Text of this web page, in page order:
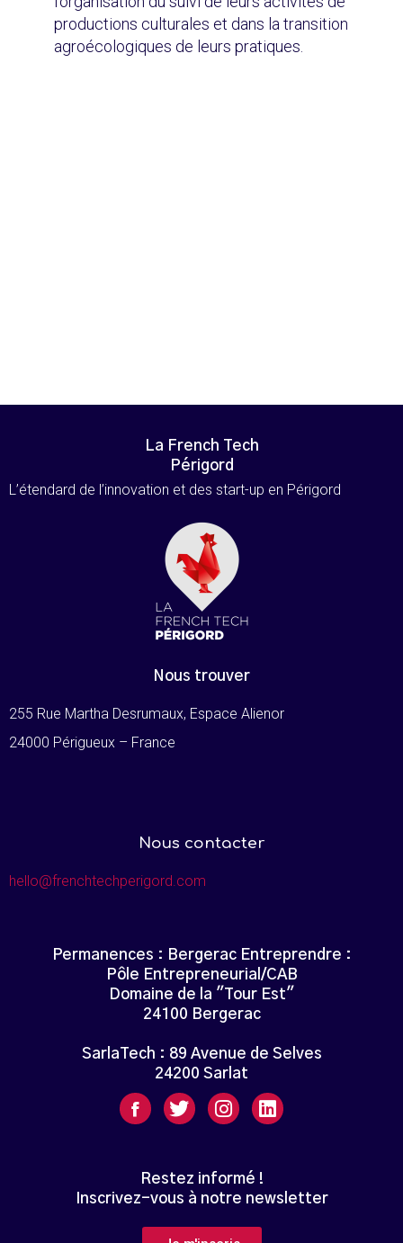
productions culturales et dans la transition
agroécologiques de leurs pratiques.
La French Tech
Périgord
L’étendard de l’innovation et des start-up en Périgord
Nous trouver
255 Rue Martha Desrumaux, Espace Alienor
24000 Périgueux – France
Nous contacter
hello@frenchtechperigord.com
Permanences : Bergerac Entreprendre :
Pôle Entrepreneurial/CAB
Domaine de la "Tour Est"
24100 Bergerac
SarlaTech : 89 Avenue de Selves
24200 Sarlat
Restez informé !
Inscrivez-vous à notre newsletter